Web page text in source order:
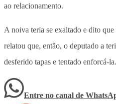
ao relacionamento.
A noiva teria se exaltado e dito
relatou que, então, o deputado a
desferido tapas e tentado enforcá-la.
Entre no canal de